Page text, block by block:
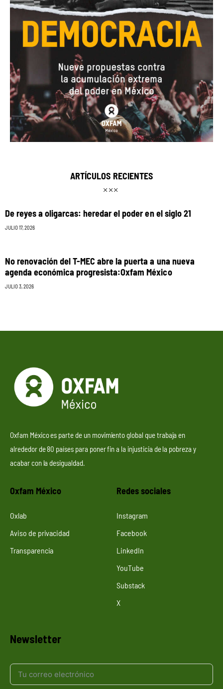
ARTÍCULOS RECIENTES
De reyes a oligarcas: heredar el poder en el siglo 21
JULIO 17, 2026
No renovación del T-MEC abre la puerta a una nueva
agenda económica progresista:Oxfam México
JULIO 3, 2026
Oxfam México es parte de un movimiento global que trabaja en
alrededor de 80 países para poner fin a la injusticia de la pobreza y
acabar con la desigualdad.
Oxfam México
Oxlab
Aviso de privacidad
Transparencia
Redes sociales
Instagram
Facebook
LinkedIn
YouTube
Substack
X
Newsletter